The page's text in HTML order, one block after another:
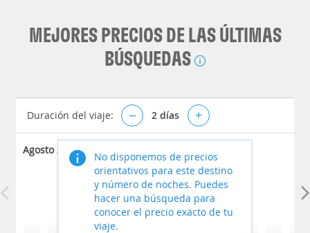
MEJORES PRECIOS DE LAS ÚLTIMAS
BÚSQUEDAS
Duración del viaje: – 2 días +
Agosto 2026
No disponemos de precios
orientativos para este destino
y número de noches. Puedes
hacer una búsqueda para
conocer el precio exacto de tu
viaje.